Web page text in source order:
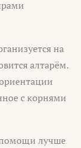
на
алтарём.
с корнями
лучше